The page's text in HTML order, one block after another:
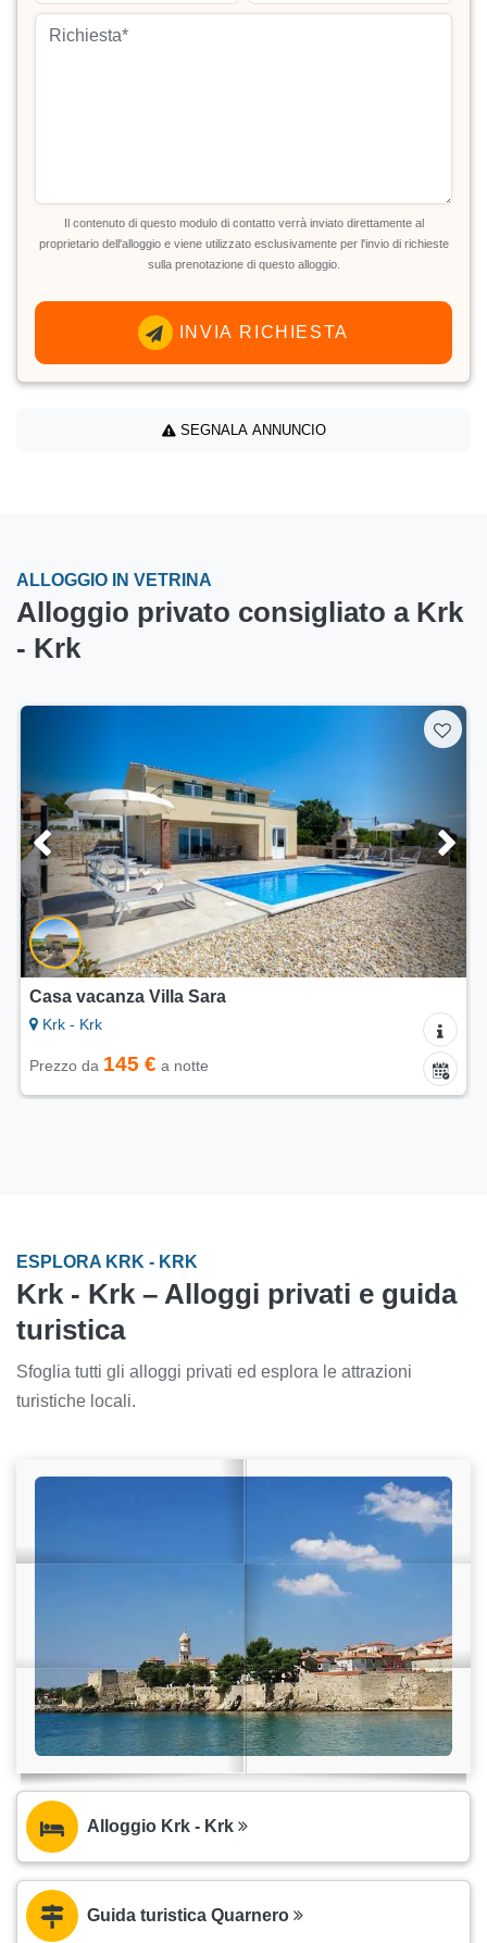
Il contenuto di questo modulo di contatto verrà inviato direttamente al
proprietario dell'alloggio e viene utilizzato esclusivamente per l'invio di richieste
sulla prenotazione di questo alloggio.
INVIA RICHIESTA
SEGNALA ANNUNCIO
ALLOGGIO IN VETRINA
Alloggio privato consigliato a Krk
- Krk
Casa vacanza Villa Sara
Krk - Krk
Prezzo da 145 € a notte
ESPLORA KRK - KRK
Krk - Krk – Alloggi privati e guida
turistica
Sfoglia tutti gli alloggi privati ed esplora le attrazioni
turistiche locali.
Alloggio Krk - Krk
Guida turistica Quarnero